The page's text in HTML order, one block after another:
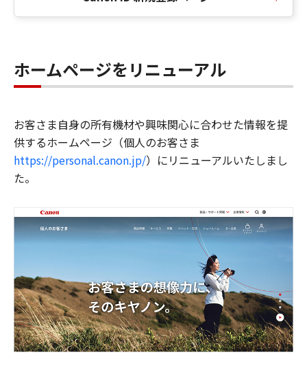
ホームページをリニューアル
お客さま自身の所有機材や興味関心に合わせた情報を提
供するホームページ（個人のお客さま
https://personal.canon.jp/）にリニューアルいたしまし
た。